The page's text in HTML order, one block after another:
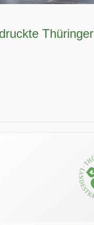
Thüringer